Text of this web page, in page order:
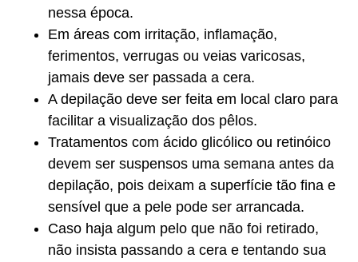
nessa época.
Em áreas com irritação, inflamação,
ferimentos, verrugas ou veias varicosas,
jamais deve ser passada a cera.
A depilação deve ser feita em local claro para
facilitar a visualização dos pêlos.
Tratamentos com ácido glicólico ou retinóico
devem ser suspensos uma semana antes da
depilação, pois deixam a superfície tão fina e
sensível que a pele pode ser arrancada.
Caso haja algum pelo que não foi retirado,
não insista passando a cera e tentando sua